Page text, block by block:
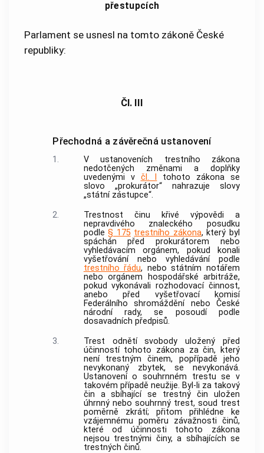
přestupcích
Parlament se usnesl na tomto zákoně České
republiky:
Čl. III
Přechodná a závěrečná ustanovení
1.
V ustanoveních trestního zákona
nedotčených změnami a doplňky
uvedenými v čl. I
tohoto zákona se
slovo „prokurátor“ nahrazuje slovy
„státní zástupce“.
2.
Trestnost činu křivé výpovědi a
nepravdivého znaleckého posudku
podle§ 175 trestního zákona, který byl
spáchán před prokurátorem nebo
vyhledávacím orgánem, pokud konali
vyšetřování nebo vyhledávání podle
trestního řádu, nebo státním notářem
nebo orgánem hospodářské arbitráže,
pokud vykonávali rozhodovací činnost,
anebo před vyšetřovací komisí
Federálního shromáždění nebo České
národní rady, se posoudí podle
dosavadních předpisů.
3.
Trest odnětí svobody uložený před
účinností tohoto zákona za čin, který
není trestným činem, popřípadě jeho
nevykonaný zbytek, se nevykonává.
Ustanovení o souhrnném trestu se v
takovém případě neužije. Byl-li za takový
čin a sbíhající se trestný čin uložen
úhrnný nebo souhrnný trest, soud trest
poměrně zkrátí; přitom přihlédne ke
vzájemnému poměru závažnosti činů,
které od účinnosti tohoto zákona
nejsou trestnými činy, a sbíhajících se
trestných činů.